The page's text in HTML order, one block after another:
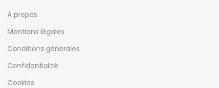
À propos
Mentions légales
Conditions générales
Confidentialité
Cookies